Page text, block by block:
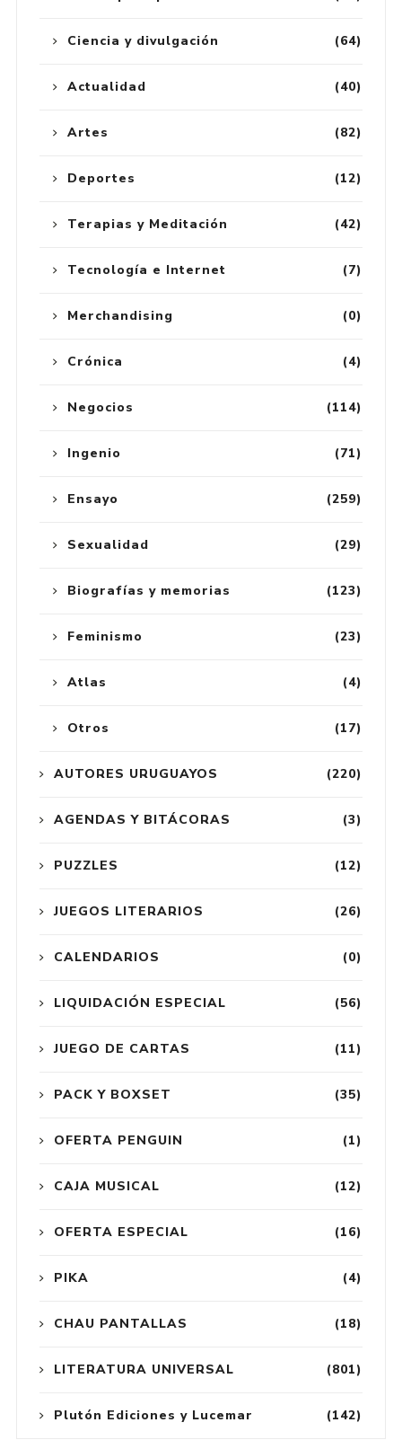
(64)
Ciencia y divulgación
(40)
Actualidad
(82)
Artes
(12)
Deportes
(42)
Terapias y Meditación
(7)
Tecnología e Internet
(0)
Merchandising
(4)
Crónica
(114)
Negocios
(71)
Ingenio
(259)
Ensayo
(29)
Sexualidad
(123)
Biografías y memorias
(23)
Feminismo
(4)
Atlas
(17)
Otros
(220)
AUTORES URUGUAYOS
(3)
AGENDAS Y BITÁCORAS
(12)
PUZZLES
(26)
JUEGOS LITERARIOS
(0)
CALENDARIOS
(56)
LIQUIDACIÓN ESPECIAL
(11)
JUEGO DE CARTAS
(35)
PACK Y BOXSET
(1)
OFERTA PENGUIN
(12)
CAJA MUSICAL
(16)
OFERTA ESPECIAL
(4)
PIKA
(18)
CHAU PANTALLAS
(801)
LITERATURA UNIVERSAL
(142)
Plutón Ediciones y Lucemar